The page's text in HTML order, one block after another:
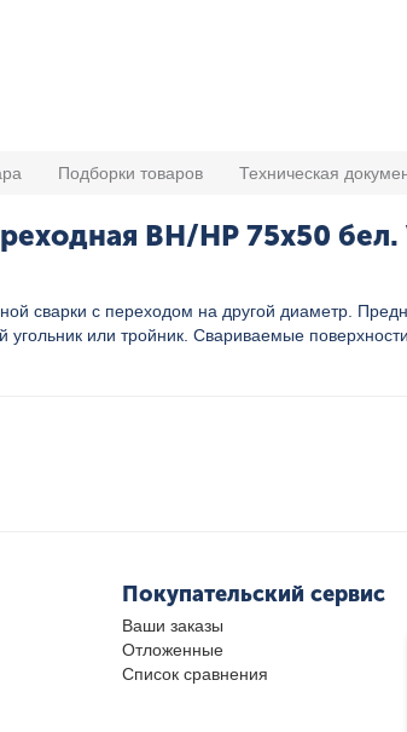
Подборки товаров Техническая
ВН/НР 75x50 бел.
сварки с переходом на другой диаметр.
или тройник. Свариваемые
Покупательский сервис
Ваши заказы
Отложенные
Список сравнения